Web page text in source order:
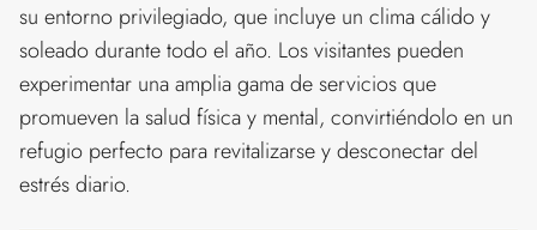
su entorno privilegiado, que incluye un clima cálido y
soleado durante todo el año. Los visitantes pueden
experimentar una amplia gama de servicios que
promueven la salud física y mental, convirtiéndolo en un
refugio perfecto para revitalizarse y desconectar del
estrés diario.